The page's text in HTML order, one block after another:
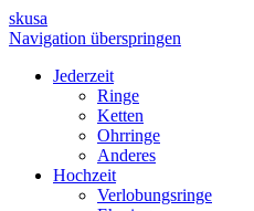
skusa
Navigation überspringen
Jederzeit
Ringe
Ketten
Ohrringe
Anderes
Hochzeit
Verlobungsringe